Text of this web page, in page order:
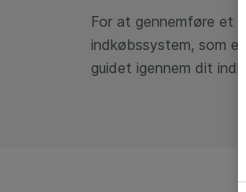
For at gennemføre et
indkøbssystem, som
guidet igennem dit